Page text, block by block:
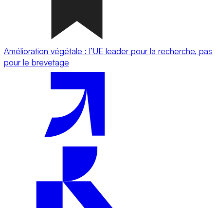
Amélioration végétale : l’UE leader pour la recherche, pas
pour le brevetage